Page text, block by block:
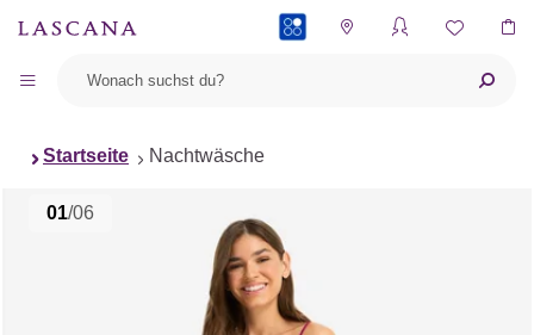
Startseite Nachtwäsche
01/06